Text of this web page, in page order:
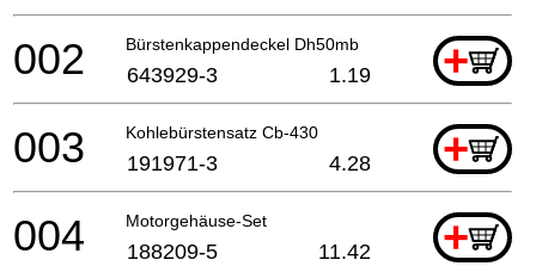
Bürstenkappendeckel Dh50mb +
002 643929-3 1.19
Kohlebürstensatz Cb-430 +
003 191971-3 4.28
Motorgehäuse-Set +
004 188209-5 11.42